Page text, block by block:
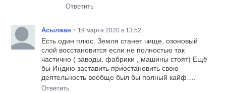
Ответить
Асылжан • 19 марта 2020 в 13:52
Есть один плюс. Земля станет чище, озоновый
слой восстановится если не полностью так
частично ( заводы, фабрики , машины стоят) Ещё
бы Индию заставить приостановить свою
деятельность вообще был бы полный кайф….
Ответить